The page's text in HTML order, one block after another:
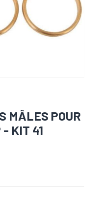
MÂLES POUR
- KIT 41